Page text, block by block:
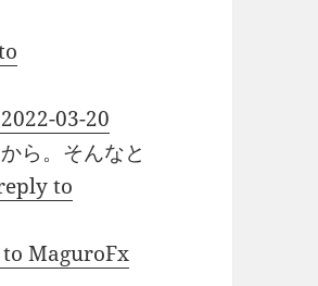
03-20
ら。そんなと
to
MaguroFx